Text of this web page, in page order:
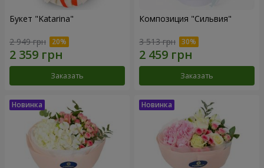
Букет "Katarina"
2 949 грн
Заказать
Композиция "Сильвия"
3 513 грн
Заказать